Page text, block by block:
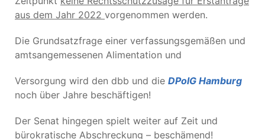
aus dem Jahr 2022 vorgenommen werden.
Die Grundsatzfrage einer verfassungsgemäßen und
amtsangemessenen Alimentation und
Versorgung wird den dbb und die DPolG Hamburg
noch über Jahre beschäftigen!
Der Senat hingegen spielt weiter auf Zeit und
bürokratische Abschreckung – beschämend!